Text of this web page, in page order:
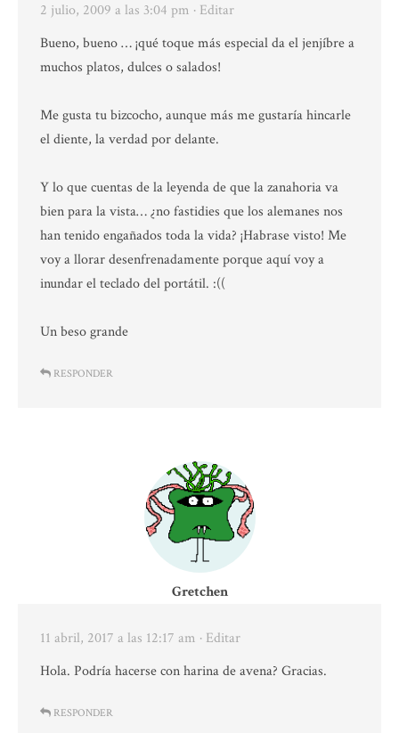
2 julio, 2009 a las 3:04 pm · Editar
Bueno, bueno … ¡qué toque más especial da el jenjíbre a
muchos platos, dulces o salados!
Me gusta tu bizcocho, aunque más me gustaría hincarle
el diente, la verdad por delante.
Y lo que cuentas de la leyenda de que la zanahoria va
bien para la vista… ¿no fastidies que los alemanes nos
han tenido engañados toda la vida? ¡Habrase visto! Me
voy a llorar desenfrenadamente porque aquí voy a
inundar el teclado del portátil. :((
Un beso grande
RESPONDER
Gretchen
11 abril, 2017 a las 12:17 am · Editar
Hola. Podría hacerse con harina de avena? Gracias.
RESPONDER